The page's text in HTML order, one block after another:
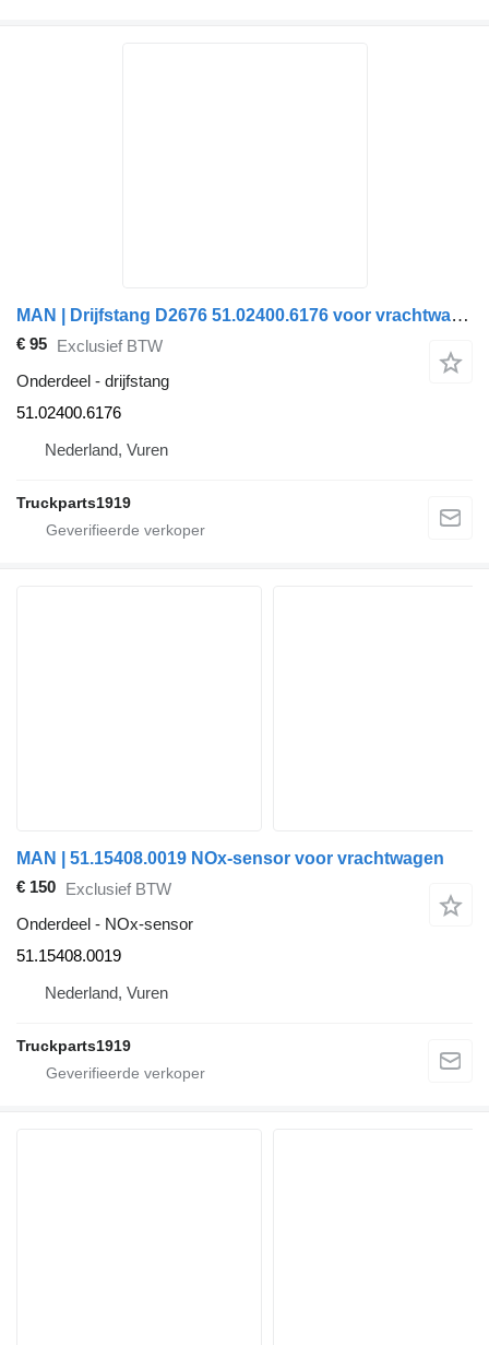
MAN | Drijfstang D2676 51.02400.6176 voor vrachtwagen
€ 95 Exclusief BTW
Onderdeel - drijfstang
51.02400.6176
Nederland, Vuren
Truckparts1919
MAN | 51.15408.0019 NOx-sensor voor vrachtwagen
€ 150 Exclusief BTW
Onderdeel - NOx-sensor
51.15408.0019
Nederland, Vuren
Truckparts1919